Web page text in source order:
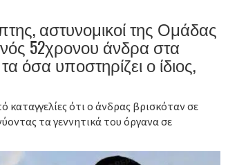
αστυνομικοί της Ομάδας
52χρονου άνδρα στα
υποστηρίζει ο ίδιος,
ότι ο άνδρας βρισκόταν σε
τα γεννητικά του όργανα σε